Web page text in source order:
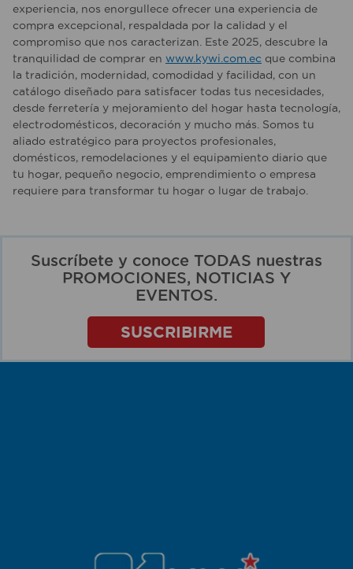
experiencia, nos enorgullece ofrecer una experiencia de
compra excepcional, respaldada por la calidad y el
compromiso que nos caracterizan. Este 2025, descubre la
tranquilidad de comprar en www.kywi.com.ec que combina
la tradición, modernidad, comodidad y facilidad, con un
catálogo diseñado para satisfacer todas tus necesidades,
desde ferretería y mejoramiento del hogar hasta tecnología,
electrodomésticos, decoración y mucho más. Somos tu
aliado estratégico para proyectos profesionales,
domésticos, remodelaciones y el equipamiento diario que
tu hogar, pequeño negocio, emprendimiento o empresa
requiere para transformar tu hogar o lugar de trabajo.
Suscríbete y conoce TODAS nuestras
PROMOCIONES, NOTICIAS Y
EVENTOS.
SUSCRIBIRME